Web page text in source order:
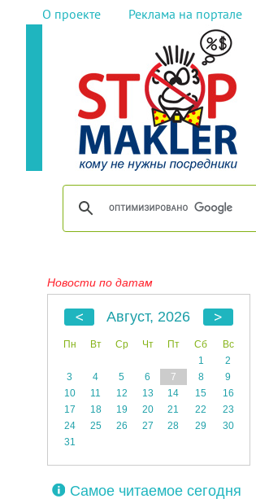
О проекте Реклама на портале
Новости по датам
Август, 2026
Пн Вт Ср Чт Пт Сб
Вс
1
2
3
4 5 6 7 8
9
10
11 12 13 14 15
16
17
18 19 20 21 22
23
24
25 26 27 28 29
30
31
Самое читаемое сегодня